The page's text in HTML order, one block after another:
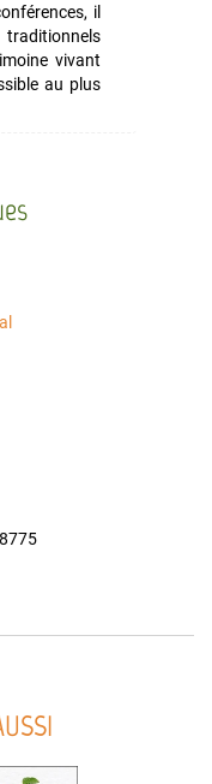
il
vivant
au plus